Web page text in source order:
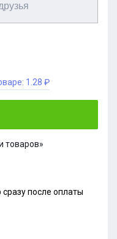
1.28 ₽
товаров»
после оплаты